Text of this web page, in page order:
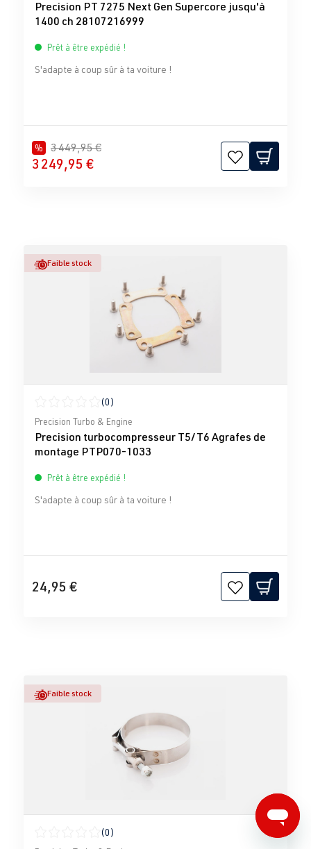
Precision PT 7275 Next Gen Supercore jusqu'à
1400 ch 28107216999
Prêt à être expédié !
S'adapte à coup sûr à ta voiture !
% 3 449,95 €
3 249,95 €
Faible stock
Note moyenne de 0 sur 5 étoiles
(0)
Precision Turbo & Engine
Precision turbocompresseur T5/T6 Agrafes de
montage PTP070-1033
Prêt à être expédié !
S'adapte à coup sûr à ta voiture !
24,95 €
Faible stock
(0)